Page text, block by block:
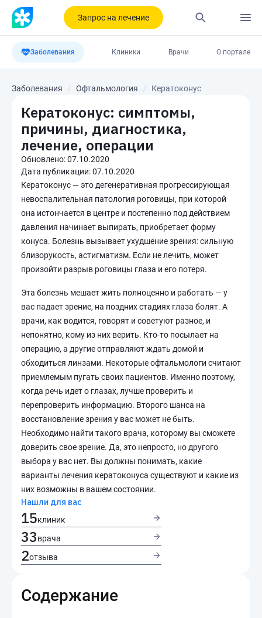
Запрос на лечение
Заболевания Клиники Врачи О портале
Заболевания Офтальмология Кератоконус
Кератоконус: симптомы,
причины, диагностика,
лечение, операции
Обновлено:07.10.2020
Дата публикации:07.10.2020
Кератоконус — это дегенеративная прогрессирующая
невоспалительная патология роговицы, при которой
она истончается в центре и постепенно под действием
давления начинает выпирать, приобретает форму
конуса. Болезнь вызывает ухудшение зрения: сильную
близорукость, астигматизм. Если не лечить, может
произойти разрыв роговицы глаза и его потеря.
Эта болезнь мешает жить полноценно и работать — у
вас падает зрение, на поздних стадиях глаза болят. А
врачи, как водится, говорят и советуют разное, и
непонятно, кому из них верить. Кто-то посылает на
операцию, а другие отправляют ждать домой и
обходиться линзами. Некоторые офтальмологи считают
приемлемым пугать своих пациентов. Именно поэтому,
когда речь идет о глазах, лучше проверить и
перепроверить информацию. Второго шанса на
восстановление зрения у вас может не быть.
Необходимо найти такого врача, которому вы сможете
доверить свое зрение. Да, это непросто, но другого
выбора у вас нет. Вы должны понимать, какие
варианты лечения кератоконуса существуют и какие из
них возможны в вашем состоянии.
Нашли для вас
15клиник
33врача
2отзыва
Содержание